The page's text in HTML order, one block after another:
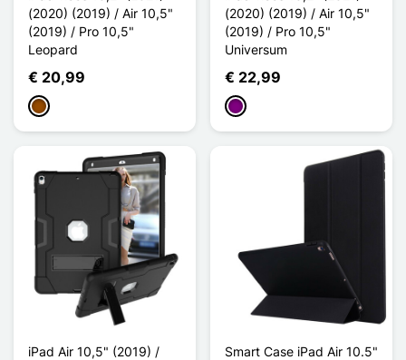
(2020) (2019) / Air 10,5"
(2019) / Pro 10,5"
Leopard
€ 20,99
Bruin
(2020) (2019) / Air 10,5"
(2019) / Pro 10,5"
Universum
€ 22,99
Purper
iPad Air 10,5" (2019) /
Smart Case iPad Air 10.5"